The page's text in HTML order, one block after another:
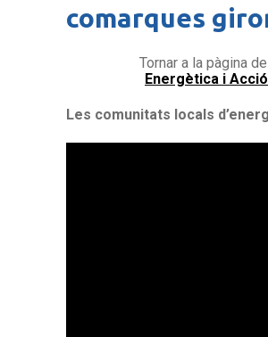
comarques
Tornar a la pàgina de
Energètica i
Les comunitats locals